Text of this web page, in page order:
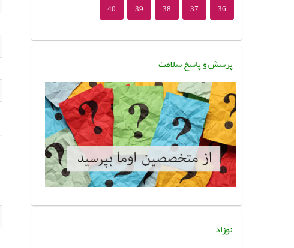
36
37
38
39
40
پرسش و پاسخ سلامت
نوزاد